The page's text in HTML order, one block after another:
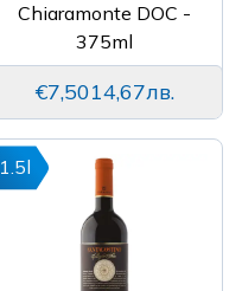
Chiaramonte DOC -
375ml
€7,5014,67лв.
1.5l